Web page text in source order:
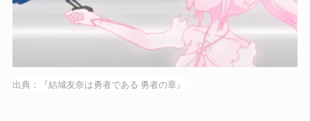
出典：『結城友奈は勇者である 勇者の章』